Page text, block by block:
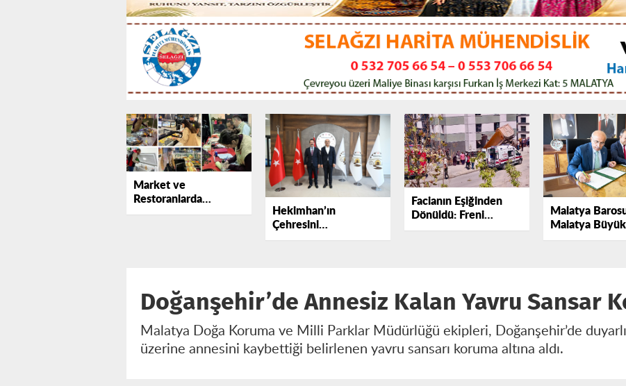
Market ve
Restoranlarda
Denetim Alarmı: 544
Hekimhan’ın
Çehresini
Değiştirecek 1,5
Facianın Eşiğinden
Dönüldü: Freni
Boşalan Kamyon
Malatya
Malatya
Belediyesi
Doğanşehir’de Annesiz Kalan Yavru Sansar
Malatya Doğa Koruma ve Milli Parklar Müdürlüğü ekipleri, Doğanşehir’de duyarlı
üzerine annesini kaybettiği belirlenen yavru sansarı koruma altına aldı.